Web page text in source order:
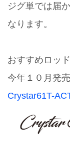
ジグ単では届
なります。
おすすめロッ
今年１０月発
Crystar61T-